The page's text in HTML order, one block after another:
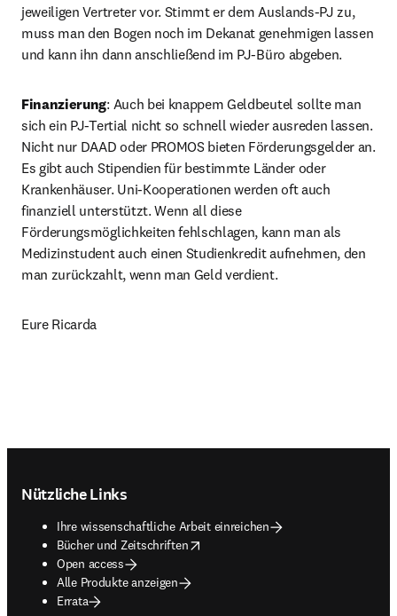
jeweiligen Vertreter vor. Stimmt er dem Auslands-PJ zu,
muss man den Bogen noch im Dekanat genehmigen lassen
und kann ihn dann anschließend im PJ-Büro abgeben.
Finanzierung: Auch bei knappem Geldbeutel sollte man
sich ein PJ-Tertial nicht so schnell wieder ausreden lassen.
Nicht nur DAAD oder PROMOS bieten Förderungsgelder an.
Es gibt auch Stipendien für bestimmte Länder oder
Krankenhäuser. Uni-Kooperationen werden oft auch
finanziell unterstützt. Wenn all diese
Förderungsmöglichkeiten fehlschlagen, kann man als
Medizinstudent auch einen Studienkredit aufnehmen, den
man zurückzahlt, wenn man Geld verdient.
Eure Ricarda
Nützliche Links
Ihre wissenschaftliche Arbeit einreichen
Bücher und Zeitschriften
opens in new tab/window
Open access
Alle Produkte anzeigen
Errata